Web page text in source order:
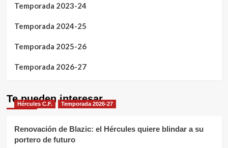
Temporada 2023-24
Temporada 2024-25
Temporada 2025-26
Temporada 2026-27
Te pueden interesar
Hércules C.F. Temporada 2026-27
Renovación de Blazic: el Hércules quiere blindar a su
portero de futuro